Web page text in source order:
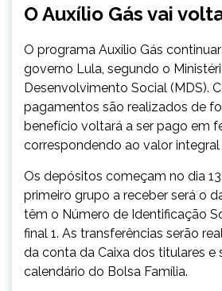
O Auxílio Gás vai
O programa Auxílio Gás
governo Lula, segundo o
Desenvolvimento Social (MDS).
pagamentos são realizados de
benefício voltará a ser pago em
correspondendo ao valor
Os depósitos começam no dia
primeiro grupo a receber será o
têm o Número de Identificação
final 1. As transferências serão
da conta da Caixa dos titulares e
calendário do Bolsa Família.